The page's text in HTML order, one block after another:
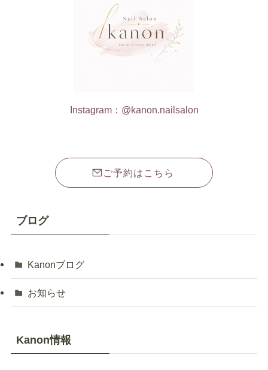
Instagram：@kanon.nailsalon
ご予約はこちら
ブログ
Kanonブログ
お知らせ
Kanon情報